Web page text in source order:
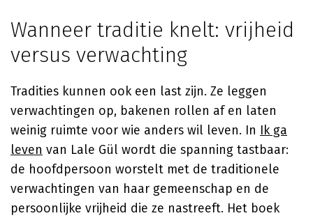
Wanneer traditie knelt: vrijheid
versus verwachting
Tradities kunnen ook een last zijn. Ze leggen
verwachtingen op, bakenen rollen af en laten
weinig ruimte voor wie anders wil leven. In Ik ga
leven van Lale Gül wordt die spanning tastbaar:
de hoofdpersoon worstelt met de traditionele
verwachtingen van haar gemeenschap en de
persoonlijke vrijheid die ze nastreeft. Het boek